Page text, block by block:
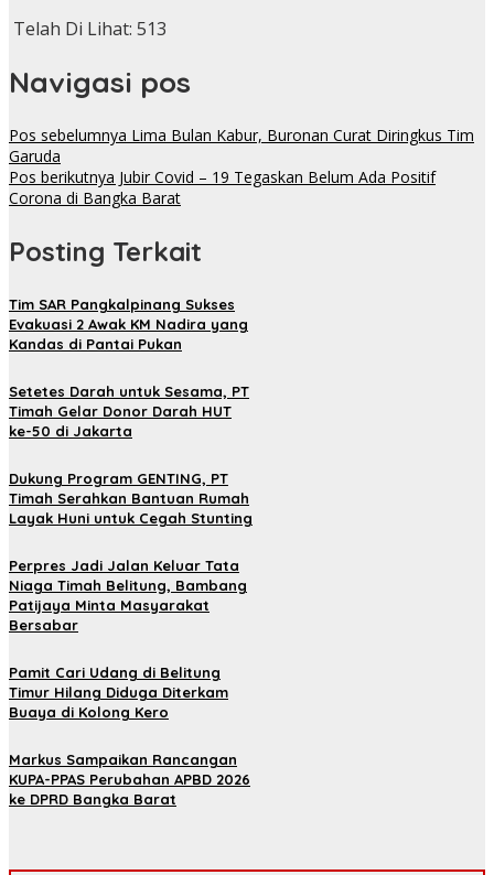
Telah Di Lihat: 513
Navigasi pos
Pos sebelumnya Lima Bulan Kabur, Buronan Curat Diringkus Tim
Garuda
Pos berikutnya Jubir Covid – 19 Tegaskan Belum Ada Positif
Corona di Bangka Barat
Posting Terkait
Tim SAR Pangkalpinang Sukses
Evakuasi 2 Awak KM Nadira yang
Kandas di Pantai Pukan
Setetes Darah untuk Sesama, PT
Timah Gelar Donor Darah HUT
ke-50 di Jakarta
Dukung Program GENTING, PT
Timah Serahkan Bantuan Rumah
Layak Huni untuk Cegah Stunting
Perpres Jadi Jalan Keluar Tata
Niaga Timah Belitung, Bambang
Patijaya Minta Masyarakat
Bersabar
Pamit Cari Udang di Belitung
Timur Hilang Diduga Diterkam
Buaya di Kolong Kero
Markus Sampaikan Rancangan
KUPA-PPAS Perubahan APBD 2026
ke DPRD Bangka Barat